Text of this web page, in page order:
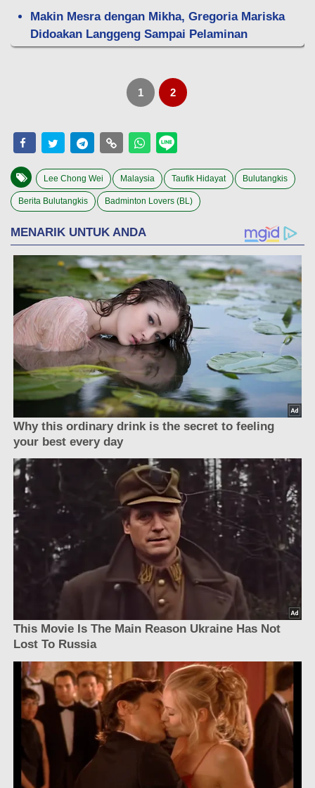
Makin Mesra dengan Mikha, Gregoria Mariska
Didoakan Langgeng Sampai Pelaminan
1 2
Lee Chong Wei Malaysia Taufik Hidayat Bulutangkis
Berita Bulutangkis Badminton Lovers (BL)